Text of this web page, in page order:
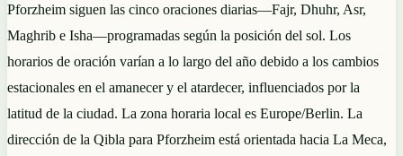
Pforzheim siguen las cinco oraciones diarias—Fajr, Dhuhr, Asr,
Maghrib e Isha—programadas según la posición del sol. Los
horarios de oración varían a lo largo del año debido a los cambios
estacionales en el amanecer y el atardecer, influenciados por la
latitud de la ciudad. La zona horaria local es Europe/Berlin. La
dirección de la Qibla para Pforzheim está orientada hacia La Meca,